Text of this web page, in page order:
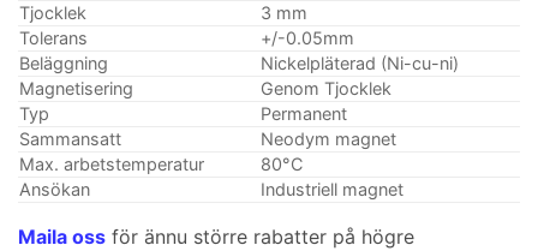
Tjocklek
3 mm
Tolerans
+/-0.05mm
Beläggning
Nickelpläterad (Ni-cu-ni)
Magnetisering
Genom Tjocklek
Typ
Permanent
Sammansatt
Neodym magnet
Max. arbetstemperatur
80°C
Ansökan
Industriell magnet
Maila oss för ännu större rabatter på högre